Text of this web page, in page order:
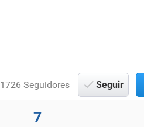
1726 Seguidores Seguir
7